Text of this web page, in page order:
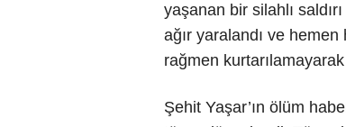
yaşanan bir silahlı
ağır yaralandı ve
rağmen
Şehit Yaşar’ın ölüm